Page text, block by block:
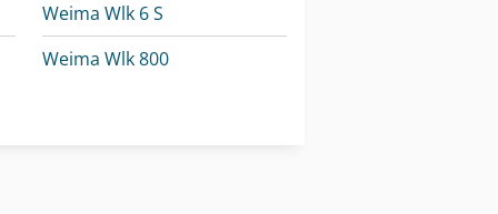
Weima Wlk 6 S
Weima Wlk 800